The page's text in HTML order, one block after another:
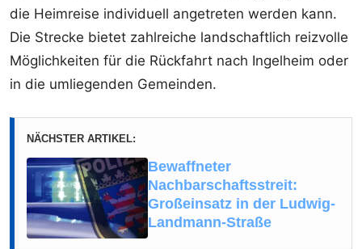
die Heimreise individuell angetreten werden kann.
Die Strecke bietet zahlreiche landschaftlich reizvolle
Möglichkeiten für die Rückfahrt nach Ingelheim oder
in die umliegenden Gemeinden.
NÄCHSTER ARTIKEL:
Bewaffneter
Nachbarschaftsstreit:
Großeinsatz in der Ludwig-
Landmann-Straße